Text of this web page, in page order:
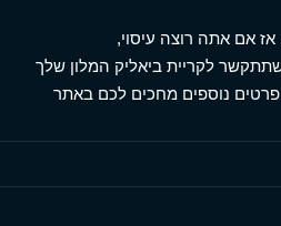
אם אתה רוצה עיסוי,
לקריית ביאליק המלון שלך
פרטים נוספים מחכים לכם באתר